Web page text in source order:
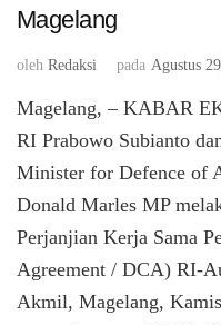
Magelang
oleh Redaksi pada Agustus
Magelang, – KABAR
RI Prabowo Subianto
Minister for Defence of
Donald Marles MP
Perjanjian Kerja Sama
Agreement / DCA) RI-
Akmil, Magelang,